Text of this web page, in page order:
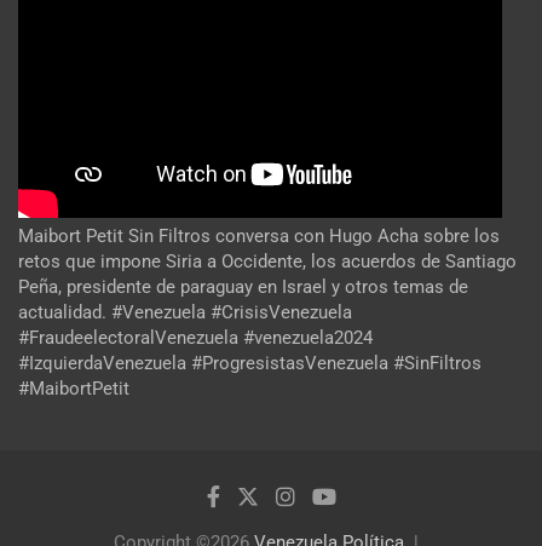
Maibort Petit Sin Filtros conversa con Hugo Acha sobre los
retos que impone Siria a Occidente, los acuerdos de Santiago
Peña, presidente de paraguay en Israel y otros temas de
actualidad. #Venezuela #CrisisVenezuela
#FraudeelectoralVenezuela #venezuela2024
#IzquierdaVenezuela #ProgresistasVenezuela #SinFiltros
#MaibortPetit